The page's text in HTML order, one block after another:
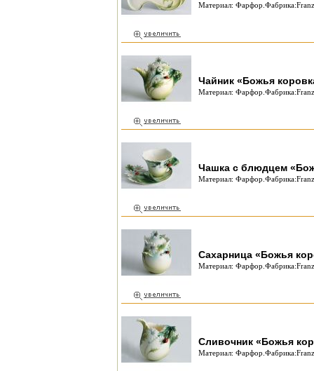
Материал:
Чайник «Божья
Материал:
Чашка с блюдцем
Материал:
Сахарница «Божья
Материал:
Сливочник «Божья
Материал: